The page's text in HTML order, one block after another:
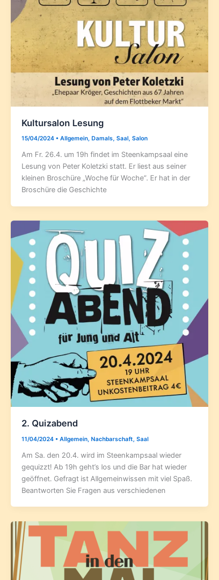
Kultursalon Lesung
15/04/2024 •Allgemein, Damals,Saal,Salon
Am Fr. 26.4. um 19h findet im Steenkampsaal eine
Lesung von Peter Koletzki statt. Er liest aus seiner
kleinen Broschüre „Woche für Woche“. Er hat in der
Broschüre die Geschichte
2. Quizabend
11/04/2024 •Allgemein,Nachbarschaft,Saal
Am Sa. den 20.4. wird im Steenkampsaal wieder
gequizzt! Ab 19h geht’s los und die Bar hat wieder
geöffnet. Gefragt ist Allgemeinwissen mit viel Spaß.
Beantworten Sie Fragen aus verschiedenen